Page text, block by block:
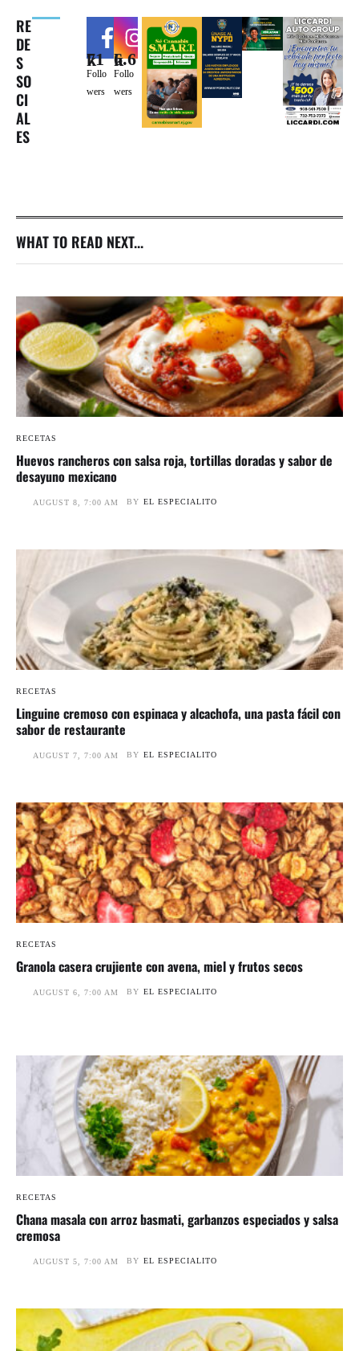
RE
DE
S
SO
CI
AL
ES
71k
Follo
wers
6.6k
Follo
wers
WHAT TO READ NEXT...
RECETAS
Huevos rancheros con salsa roja, tortillas doradas y sabor de
desayuno mexicano
AUGUST 8, 7:00 AM BY EL ESPECIALITO
RECETAS
Linguine cremoso con espinaca y alcachofa, una pasta fácil con
sabor de restaurante
AUGUST 7, 7:00 AM BY EL ESPECIALITO
RECETAS
Granola casera crujiente con avena, miel y frutos secos
AUGUST 6, 7:00 AM BY EL ESPECIALITO
RECETAS
Chana masala con arroz basmati, garbanzos especiados y salsa
cremosa
AUGUST 5, 7:00 AM BY EL ESPECIALITO